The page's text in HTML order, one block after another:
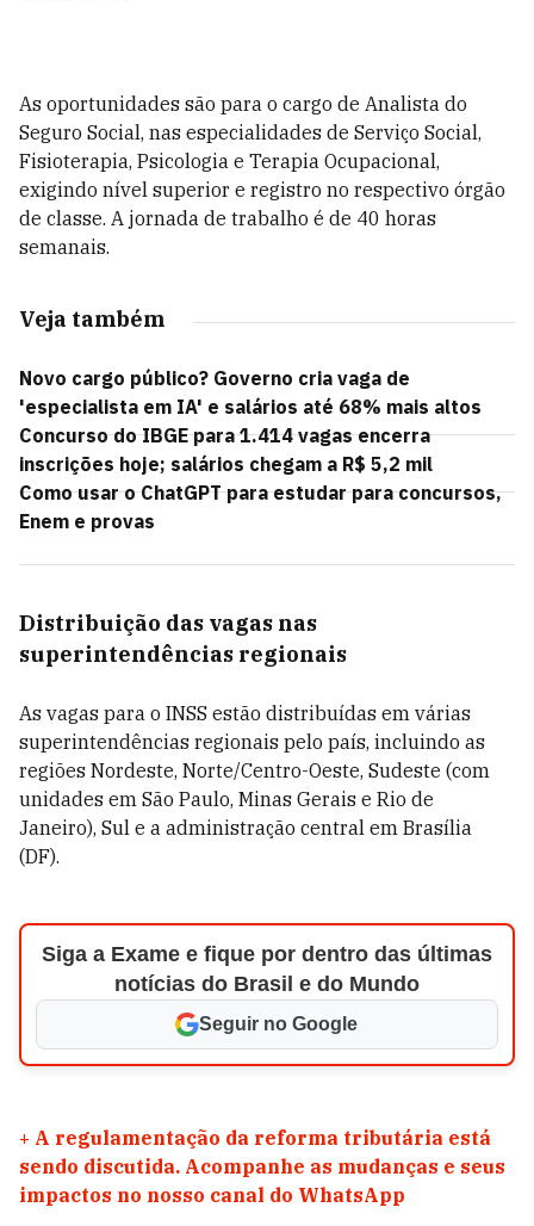
As oportunidades são para o cargo de Analista do
Seguro Social, nas especialidades de Serviço Social,
Fisioterapia, Psicologia e Terapia Ocupacional,
exigindo nível superior e registro no respectivo órgão
de classe. A jornada de trabalho é de 40 horas
semanais.
Veja também
Novo cargo público? Governo cria vaga de
'especialista em IA' e salários até 68% mais altos
Concurso do IBGE para 1.414 vagas encerra
inscrições hoje; salários chegam a R$ 5,2 mil
Como usar o ChatGPT para estudar para concursos,
Enem e provas
Distribuição das vagas nas
superintendências regionais
As vagas para o INSS estão distribuídas em várias
superintendências regionais pelo país, incluindo as
regiões Nordeste, Norte/Centro-Oeste, Sudeste (com
unidades em São Paulo, Minas Gerais e Rio de
Janeiro), Sul e a administração central em Brasília
(DF).
Siga a Exame e fique por dentro das últimas
notícias do Brasil e do Mundo
Seguir no Google
+ A regulamentação da reforma tributária está
sendo discutida. Acompanhe as mudanças e seus
impactos no nosso canal do WhatsApp